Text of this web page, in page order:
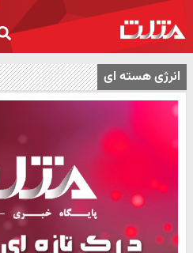
انرژی هسته ای